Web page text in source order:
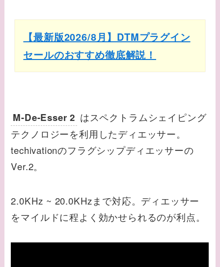
【最新版2026/8月】DTMプラグイン
セールのおすすめ徹底解説！
M-De-Esser 2 はスペクトラムシェイピング
テクノロジーを利用したディエッサー。
techivationのフラグシップディエッサーの
Ver.2。
2.0KHz ~ 20.0KHzまで対応。ディエッサー
をマイルドに程よく効かせられるのが利点。